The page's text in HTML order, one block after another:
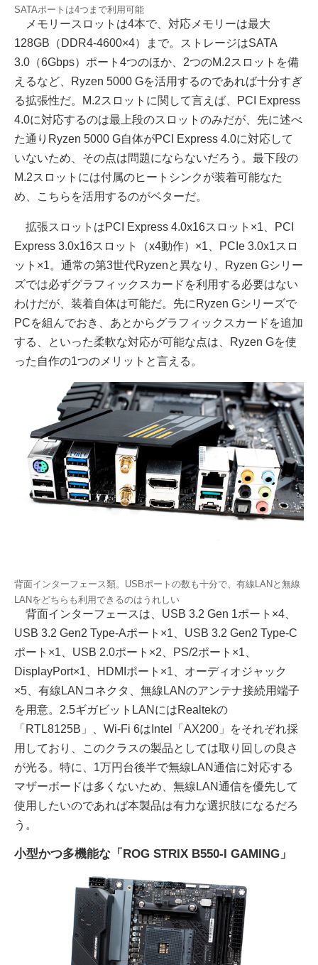
SATAポートは4つまで利用可能
メモリースロットは4本で、対応メモリーは最大
128GB（DDR4-4600×4）まで。ストレージはSATA
3.0（6Gbps）ポート4つのほか、2つのM.2スロットを備
えるなど、Ryzen 5000 Gを活用するのであれば十分すぎ
る拡張性だ。M.2スロットに関して言えば、PCI Express
4.0に対応するのは最上段のスロットのみだが、先に述べ
た通りRyzen 5000 G自体がPCI Express 4.0に対応して
いないため、その点は問題にならないだろう。最下段の
M.2スロットには付属のヒートシンクが装着可能なた
め、こちらを活用するのがベターだ。
拡張スロットはPCI Express 4.0x16スロット×1、PCI
Express 3.0x16スロット（x4動作）×1、PCIe 3.0x1スロ
ット×1。通常の第3世代Ryzenと異なり、Ryzen Gシリー
ズでは必ずグラフィックスカードを利用する必要はない
わけだが、装着自体は可能だ。先にRyzen Gシリーズで
PCを組んでおき、あとからグラフィックスカードを追加
する、といった柔軟な対応が可能な点は、Ryzen Gを使
った自作の1つのメリットと言える。
背面インターフェース類。USBポートの数も十分で、有線LANと無線
LANをどちらも利用できるのはうれしい
背面インターフェースは、USB 3.2 Gen 1ポート×4、
USB 3.2 Gen2 Type-Aポート×1、USB 3.2 Gen2 Type-C
ポート×1、USB 2.0ポート×2、PS/2ポート×1、
DisplayPort×1、HDMIポート×1、オーディオジャック
×5、有線LANコネクタ、無線LANのアンテナ接続用端子
を用意。2.5ギガビットLANにはRealtekの
「RTL8125B」、Wi-Fi 6はIntel「AX200」をそれぞれ採
用しており、このクラスの製品としては取り回しの良さ
が光る。特に、1万円台後半で無線LAN通信に対応する
マザーボードは多くないため、無線LAN通信を優先して
使用したいのであれば本製品は有力な選択肢になるだろ
う。
小型かつ多機能な「ROG STRIX B550-I GAMING」